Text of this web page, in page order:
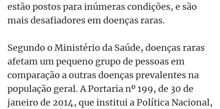
estão postos para inúmeras condições, e são
mais desafiadores em doenças raras.
Segundo o Ministério da Saúde, doenças raras
afetam um pequeno grupo de pessoas em
comparação a outras doenças prevalentes na
população geral. A Portaria nº 199, de 30 de
janeiro de 2014, que institui a Política Nacional,